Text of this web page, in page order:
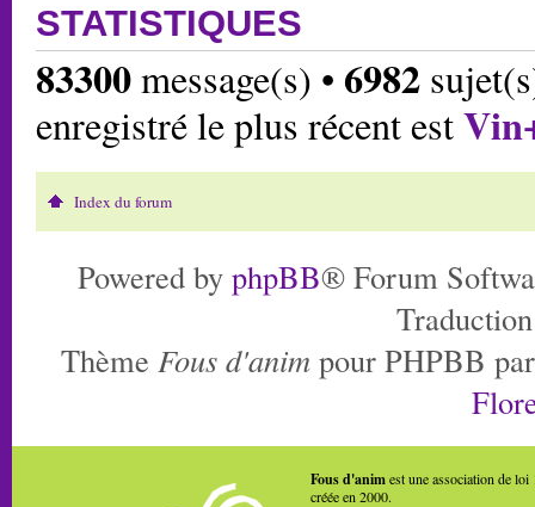
STATISTIQUES
83300message(s) • 6982
enregistré le plus récent est
Index du forum
Powered by phpBB® Forum
Thème Fous d'anim pour PHPBB
Fous d'animest une association de loi
créée en 2000.